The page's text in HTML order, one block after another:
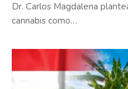
Dr. Carlos Magdalena
cannabis como…